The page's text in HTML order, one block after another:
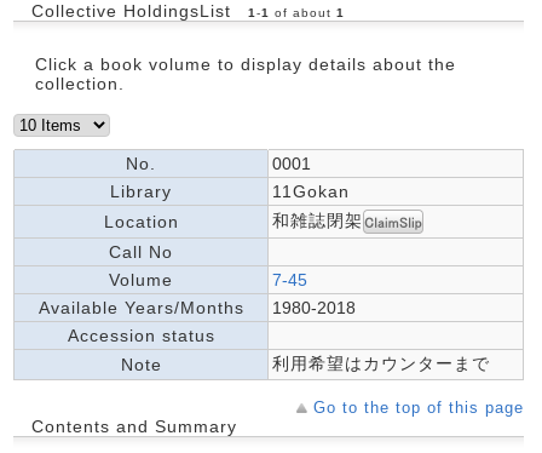
Collective HoldingsList 1 -1 of about 1
Click a book volume to display details about the
collection.
No.
0001
Library
11Gokan
Location
和雑誌閉架
Call No
Volume
7-45
Available Years/Months
1980-2018
Accession status
Note
利用希望はカウンターまで
Go to the top of this page
Contents and Summary